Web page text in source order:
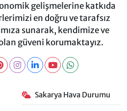
gelişmelerine katkıda
en doğru ve tarafsız
sunarak, kendimize ve
güveni korumaktayız.
Sakarya Hava Durumu